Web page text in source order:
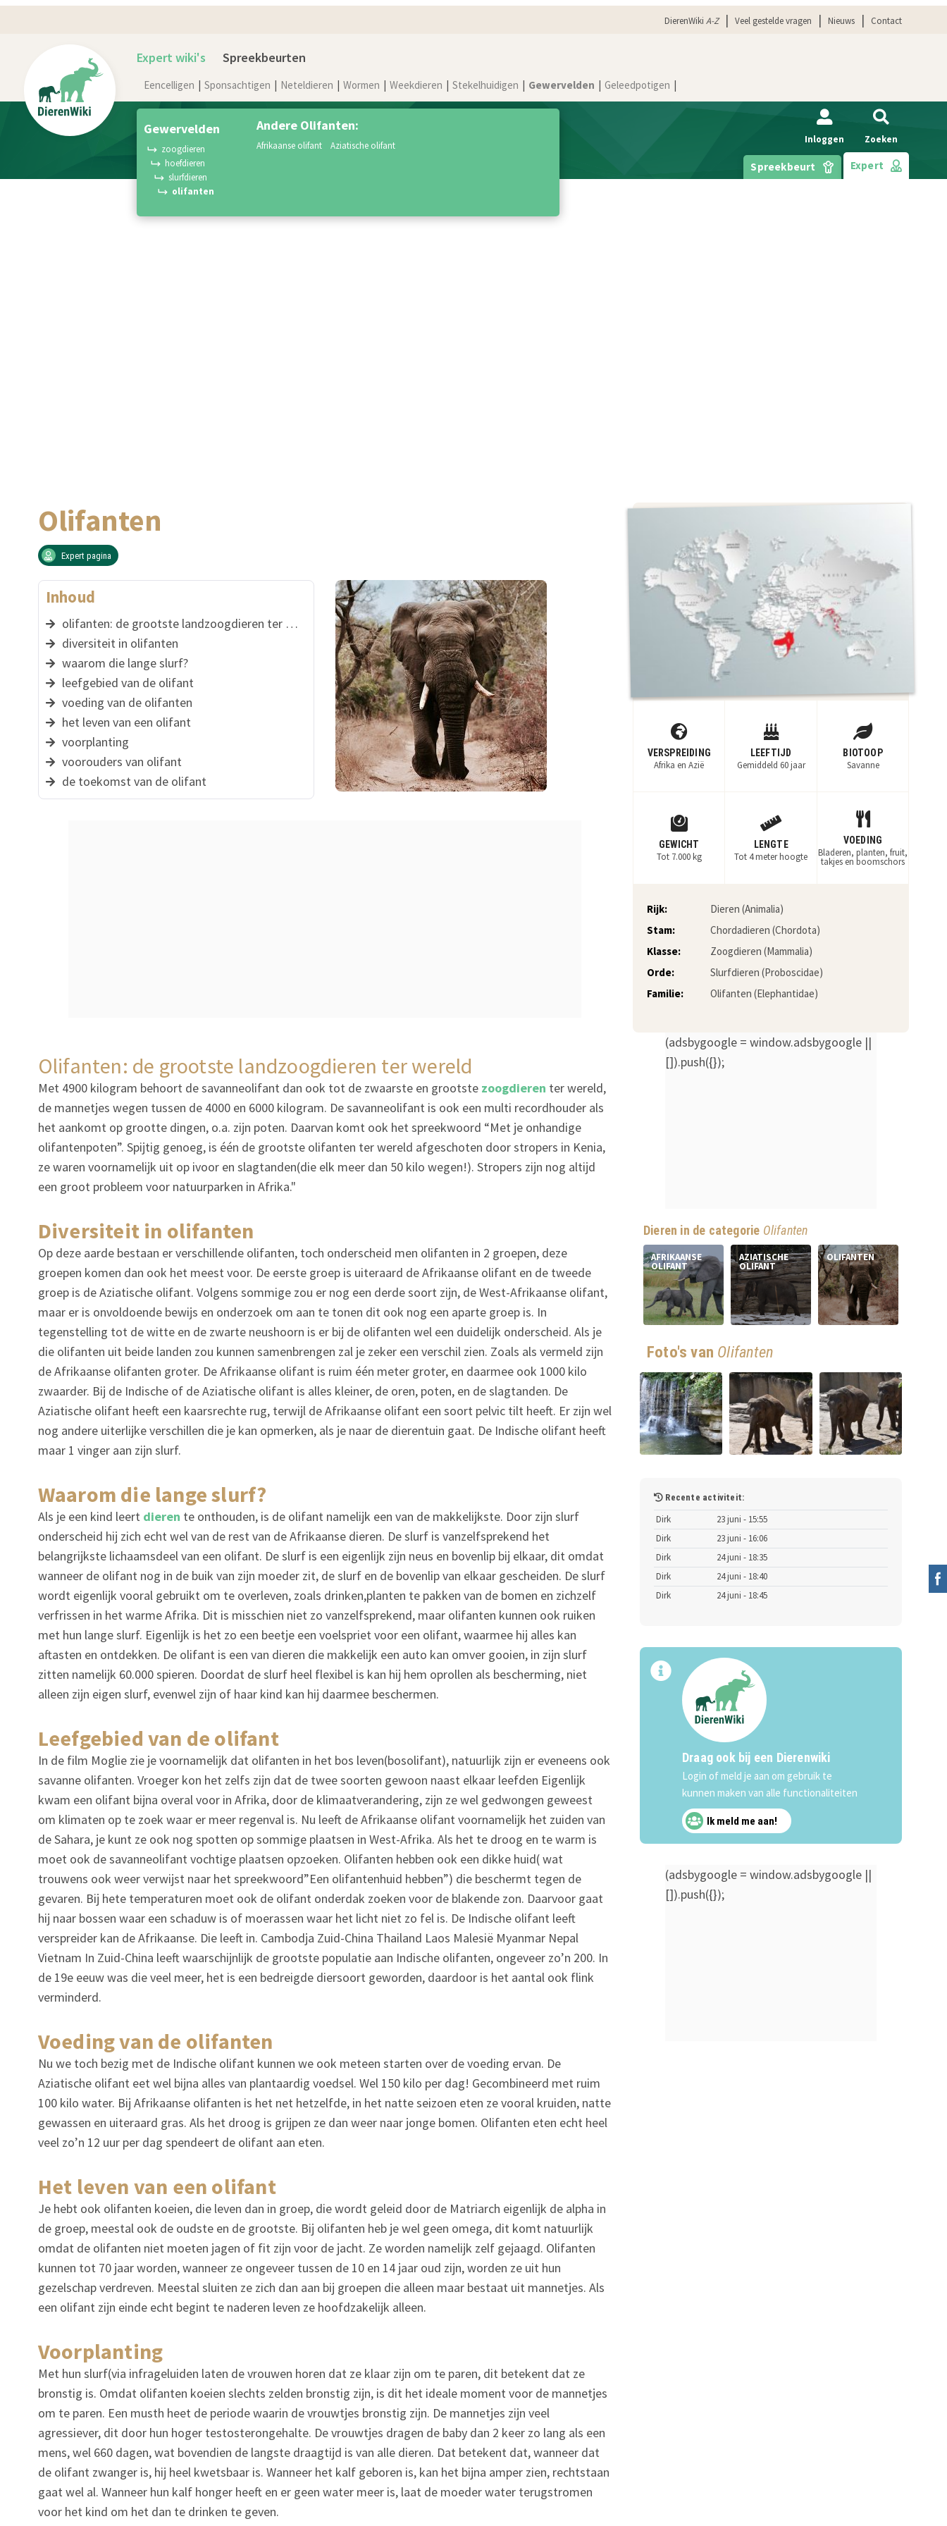
DierenWikiA-Z Veel gestelde vragen Nieuws Contact
Expert wiki's Spreekbeurten
Eencelligen Sponsachtigen Neteldieren Wormen Weekdieren Stekelhuidigen Gewervelden Geleedpotigen
gewervelden
zoogdieren
hoefdieren
slurfdieren
olifanten
Andere Olifanten:
afrikaanse olifant aziatische olifant
Inloggen Zoeken
Spreekbeurt Expert
Olifanten
Expert pagina
Inhoud
olifanten: de grootste landzoogdieren ter wereld
diversiteit in olifanten
waarom die lange slurf?
leefgebied van de olifant
voeding van de olifanten
het leven van een olifant
voorplanting
voorouders van olifant
de toekomst van de olifant
olifanten: de grootste landzoogdieren ter wereld
Met 4900 kilogram behoort de savanneolifant dan ook tot de zwaarste en grootste zoogdieren ter wereld,
de mannetjes wegen tussen de 4000 en 6000 kilogram. De savanneolifant is ook een multi recordhouder als
het aankomt op grootte dingen, o.a. zijn poten. Daarvan komt ook het spreekwoord “Met je onhandige
olifantenpoten”. Spijtig genoeg, is één de grootste olifanten ter wereld afgeschoten door stropers in Kenia,
ze waren voornamelijk uit op ivoor en slagtanden(die elk meer dan 50 kilo wegen!). Stropers zijn nog altijd
een groot probleem voor natuurparken in Afrika."
diversiteit in olifanten
Op deze aarde bestaan er verschillende olifanten, toch onderscheid men olifanten in 2 groepen, deze
groepen komen dan ook het meest voor. De eerste groep is uiteraard de Afrikaanse olifant en de tweede
groep is de Aziatische olifant. Volgens sommige zou er nog een derde soort zijn, de West-Afrikaanse olifant,
maar er is onvoldoende bewijs en onderzoek om aan te tonen dit ook nog een aparte groep is. In
tegenstelling tot de witte en de zwarte neushoorn is er bij de olifanten wel een duidelijk onderscheid. Als je
die olifanten uit beide landen zou kunnen samenbrengen zal je zeker een verschil zien. Zoals als vermeld zijn
de Afrikaanse olifanten groter. De Afrikaanse olifant is ruim één meter groter, en daarmee ook 1000 kilo
zwaarder. Bij de Indische of de Aziatische olifant is alles kleiner, de oren, poten, en de slagtanden. De
Aziatische olifant heeft een kaarsrechte rug, terwijl de Afrikaanse olifant een soort pelvic tilt heeft. Er zijn wel
nog andere uiterlijke verschillen die je kan opmerken, als je naar de dierentuin gaat. De Indische olifant heeft
maar 1 vinger aan zijn slurf.
waarom die lange slurf?
Als je een kind leert dieren te onthouden, is de olifant namelijk een van de makkelijkste. Door zijn slurf
onderscheid hij zich echt wel van de rest van de Afrikaanse dieren. De slurf is vanzelfsprekend het
belangrijkste lichaamsdeel van een olifant. De slurf is een eigenlijk zijn neus en bovenlip bij elkaar, dit omdat
wanneer de olifant nog in de buik van zijn moeder zit, de slurf en de bovenlip van elkaar gescheiden. De slurf
wordt eigenlijk vooral gebruikt om te overleven, zoals drinken,planten te pakken van de bomen en zichzelf
verfrissen in het warme Afrika. Dit is misschien niet zo vanzelfsprekend, maar olifanten kunnen ook ruiken
met hun lange slurf. Eigenlijk is het zo een beetje een voelspriet voor een olifant, waarmee hij alles kan
aftasten en ontdekken. De olifant is een van dieren die makkelijk een auto kan omver gooien, in zijn slurf
zitten namelijk 60.000 spieren. Doordat de slurf heel flexibel is kan hij hem oprollen als bescherming, niet
alleen zijn eigen slurf, evenwel zijn of haar kind kan hij daarmee beschermen.
leefgebied van de olifant
In de film Moglie zie je voornamelijk dat olifanten in het bos leven(bosolifant), natuurlijk zijn er eveneens ook
savanne olifanten. Vroeger kon het zelfs zijn dat de twee soorten gewoon naast elkaar leefden Eigenlijk
kwam een olifant bijna overal voor in Afrika, door de klimaatverandering, zijn ze wel gedwongen geweest
om klimaten op te zoek waar er meer regenval is. Nu leeft de Afrikaanse olifant voornamelijk het zuiden van
de Sahara, je kunt ze ook nog spotten op sommige plaatsen in West-Afrika. Als het te droog en te warm is
moet ook de savanneolifant vochtige plaatsen opzoeken. Olifanten hebben ook een dikke huid( wat
trouwens ook weer verwijst naar het spreekwoord”Een olifantenhuid hebben”) die beschermt tegen de
gevaren. Bij hete temperaturen moet ook de olifant onderdak zoeken voor de blakende zon. Daarvoor gaat
hij naar bossen waar een schaduw is of moerassen waar het licht niet zo fel is. De Indische olifant leeft
verspreider kan de Afrikaanse. Die leeft in. Cambodja Zuid-China Thailand Laos Malesië Myanmar Nepal
Vietnam In Zuid-China leeft waarschijnlijk de grootste populatie aan Indische olifanten, ongeveer zo’n 200. In
de 19e eeuw was die veel meer, het is een bedreigde diersoort geworden, daardoor is het aantal ook flink
verminderd.
voeding van de olifanten
Nu we toch bezig met de Indische olifant kunnen we ook meteen starten over de voeding ervan. De
Aziatische olifant eet wel bijna alles van plantaardig voedsel. Wel 150 kilo per dag! Gecombineerd met ruim
100 kilo water. Bij Afrikaanse olifanten is het net hetzelfde, in het natte seizoen eten ze vooral kruiden, natte
gewassen en uiteraard gras. Als het droog is grijpen ze dan weer naar jonge bomen. Olifanten eten echt heel
veel zo’n 12 uur per dag spendeert de olifant aan eten.
het leven van een olifant
Je hebt ook olifanten koeien, die leven dan in groep, die wordt geleid door de Matriarch eigenlijk de alpha in
de groep, meestal ook de oudste en de grootste. Bij olifanten heb je wel geen omega, dit komt natuurlijk
omdat de olifanten niet moeten jagen of fit zijn voor de jacht. Ze worden namelijk zelf gejaagd. Olifanten
kunnen tot 70 jaar worden, wanneer ze ongeveer tussen de 10 en 14 jaar oud zijn, worden ze uit hun
gezelschap verdreven. Meestal sluiten ze zich dan aan bij groepen die alleen maar bestaat uit mannetjes. Als
een olifant zijn einde echt begint te naderen leven ze hoofdzakelijk alleen.
voorplanting
Met hun slurf(via infrageluiden laten de vrouwen horen dat ze klaar zijn om te paren, dit betekent dat ze
bronstig is. Omdat olifanten koeien slechts zelden bronstig zijn, is dit het ideale moment voor de mannetjes
om te paren. Een musth heet de periode waarin de vrouwtjes bronstig zijn. De mannetjes zijn veel
agressiever, dit door hun hoger testosterongehalte. De vrouwtjes dragen de baby dan 2 keer zo lang als een
mens, wel 660 dagen, wat bovendien de langste draagtijd is van alle dieren. Dat betekent dat, wanneer dat
de olifant zwanger is, hij heel kwetsbaar is. Wanneer het kalf geboren is, kan het bijna amper zien, rechtstaan
gaat wel al. Wanneer hun kalf honger heeft en er geen water meer is, laat de moeder water terugstromen
voor het kind om het dan te drinken te geven.
VERSPREIDING
Afrika en Azië
LEEFTIJD
Gemiddeld 60 jaar
BIOTOOP
Savanne
GEWICHT
Tot 7.000 kg
LENGTE
Tot 4 meter hoogte
VOEDING
Bladeren, planten, fruit,
takjes en boomschors
Rijk:
Dieren (Animalia)
Stam:
Chordadieren (Chordota)
Klasse:
Zoogdieren (Mammalia)
Orde:
Slurfdieren (Proboscidae)
Familie:
Olifanten (Elephantidae)
(adsbygoogle = window.adsbygoogle ||
[]).push({});
Dieren in de categorie Olifanten
AFRIKAANSE
OLIFANT
AZIATISCHE
OLIFANT
OLIFANTEN
Foto's van Olifanten
Recente activiteit:
Dirk
23 juni - 15:55
Dirk
23 juni - 16:06
Dirk
24 juni - 18:35
Dirk
24 juni - 18:40
Dirk
24 juni - 18:45
Draag ook bij een Dierenwiki
Login of meld je aan om gebruik te
kunnen maken van alle functionaliteiten
Ik meld me aan!
(adsbygoogle = window.adsbygoogle ||
[]).push({});